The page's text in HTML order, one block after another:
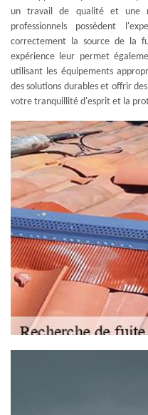
un travail de qualité et une
professionnels possèdent
correctement la source de la
expérience leur permet
utilisant les équipements
des solutions durables et offrir
votre tranquillité d'esprit et la